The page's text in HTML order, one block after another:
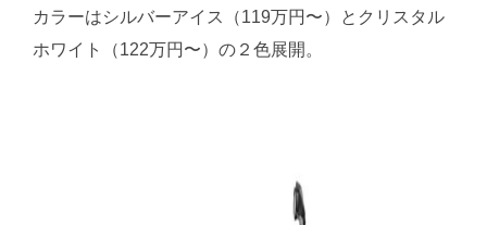
カラーはシルバーアイス（119万円〜）とクリスタル
ホワイト（122万円〜）の２色展開。